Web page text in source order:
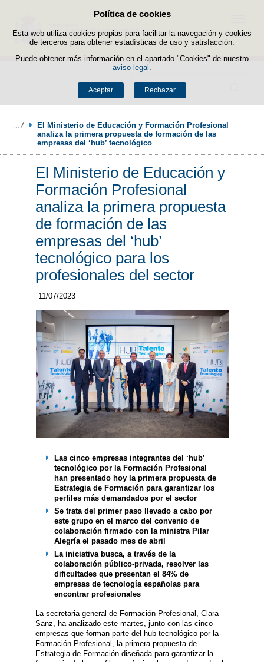
Política de cookies
Esta web utiliza cookies propias para facilitar la navegación y cookies
de terceros para obtener estadísticas de uso y satisfacción.
Puede obtener más información en el apartado "Cookies" de nuestro
aviso legal
Aceptar Rechazar
Saltar al contenido
Buscador
Menú
El Ministerio de Educación y Formación Profesional
analiza la primera propuesta de formación de las
empresas del ‘hub’ tecnológico
El Ministerio de Educación y
Formación Profesional
analiza la primera propuesta
de formación de las
empresas del ‘hub’
tecnológico para los
profesionales del sector
11/07/2023
Las cinco empresas integrantes del ‘hub’
tecnológico por la Formación Profesional
han presentado hoy la primera propuesta de
Estrategia de Formación para garantizar los
perfiles más demandados por el sector
Se trata del primer paso llevado a cabo por
este grupo en el marco del convenio de
colaboración firmado con la ministra Pilar
Alegría el pasado mes de abril
La iniciativa busca, a través de la
colaboración público-privada, resolver las
dificultades que presentan el 84% de
empresas de tecnología españolas para
encontrar profesionales
La secretaria general de Formación Profesional, Clara
Sanz, ha analizado este martes, junto con las cinco
empresas que forman parte del hub tecnológico por la
Formación Profesional, la primera propuesta de
Estrategia de Formación diseñada para garantizar la